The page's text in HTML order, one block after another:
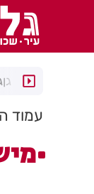
רמת גן
עמוד